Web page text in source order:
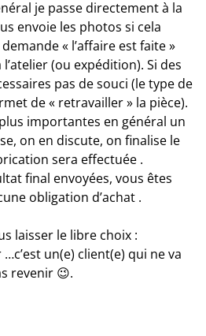
je passe directement à la
envoie les photos si cela
« l’affaire est faite »
(ou expédition). Si des
pas de souci (le type de
de « retravailler » la pièce).
importantes en général un
on en discute, on finalise le
sera effectuée .
final envoyées, vous êtes
obligation d’achat .
laisser le libre choix :
un(e) client(e) qui ne va
revenir 😉.